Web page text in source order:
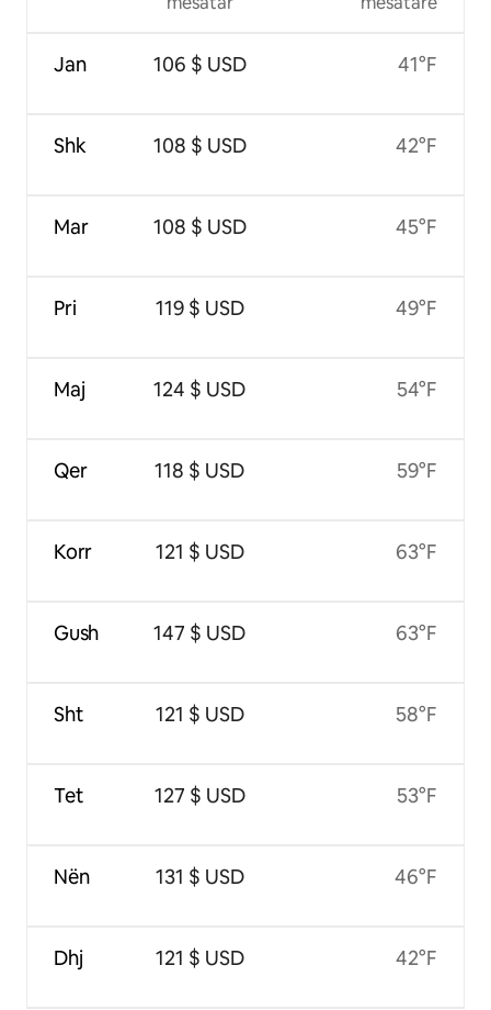
Jan
Shk
Mar
Pri
Maj
Qer
Korr
Gush
Sht
Tet
Nën
Dhj
106 $ USD
108 $ USD
108 $ USD
119 $ USD
124 $ USD
118 $ USD
121 $ USD
147 $ USD
121 $ USD
127 $ USD
131 $ USD
121 $ USD
41°F
42°F
45°F
49°F
54°F
59°F
63°F
63°F
58°F
53°F
46°F
42°F